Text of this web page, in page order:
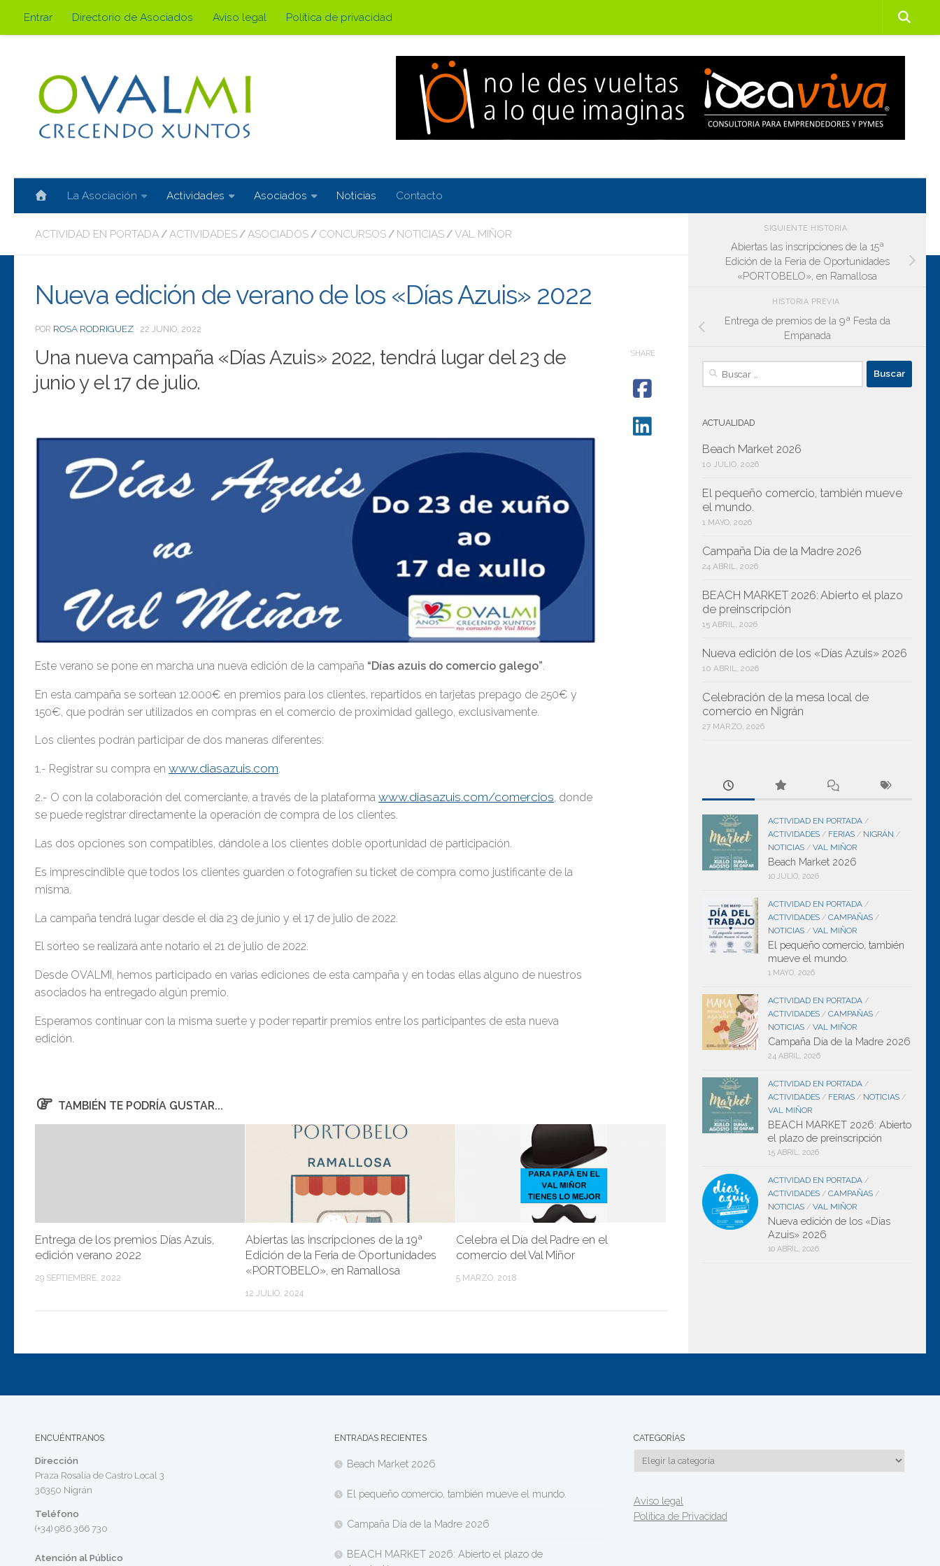
Saltar al contenido
Entrar Directorio de Asociados Aviso legal Política de privacidad
La Asociación Actividades Asociados Noticias Contacto
ACTIVIDAD EN PORTADA /ACTIVIDADES /ASOCIADOS / CONCURSOS / NOTICIAS /VAL MIÑOR
Nueva edición de verano de los «Días Azuis» 2022
POR ROSA RODRIGUEZ · 22 JUNIO, 2022
Una nueva campaña «Días Azuis» 2022, tendrá lugar del 23 de
junio y el 17 de julio.
Este verano se pone en marcha una nueva edición de la campaña “Días azuis do comercio galego”
En esta campaña se sortean 12.000€ en premios para los clientes, repartidos en tarjetas prepago de 250€ y
150€, que podrán ser utilizados en compras en el comercio de proximidad gallego, exclusivamente.
Los clientes podrán participar de dos maneras diferentes:
1.- Registrar su compra en www.diasazuis.com.
2.- O con la colaboración del comerciante, a través de la plataforma www.diasazuis.com/comercios, donde
se puede registrar directamente la operación de compra de los clientes.
Las dos opciones son compatibles, dándole a los clientes doble oportunidad de participación.
Es imprescindible que todos los clientes guarden o fotografíen su ticket de compra como justificante de la
misma.
La campaña tendrá lugar desde el día 23 de junio y el 17 de julio de 2022.
El sorteo se realizará ante notario el 21 de julio de 2022.
Desde OVALMI, hemos participado en varias ediciones de esta campaña y en todas ellas alguno de nuestros
asociados ha entregado algún premio.
Esperamos continuar con la misma suerte y poder repartir premios entre los participantes de esta nueva
edición.
SHARE
TAMBIÉN TE PODRÍA GUSTAR...
Entrega de los premios Días Azuis,
edición verano 2022
29 SEPTIEMBRE, 2022
Abiertas las inscripciones de la 19ª
Edición de la Feria de Oportunidades
«PORTOBELO», en Ramallosa
12 JULIO, 2024
Celebra el Día del Padre en el
comercio del Val Miñor
5 MARZO, 2018
SIGUIENTE HISTORIA
Abiertas las inscripciones de la 15ª
Edición de la Feria de Oportunidades
«PORTOBELO», en Ramallosa
HISTORIA PREVIA
Entrega de premios de la 9ª Festa da
Empanada
Buscar:
ACTUALIDAD
Beach Market 2026
10 JULIO, 2026
El pequeño comercio, también mueve
el mundo.
1 MAYO, 2026
Campaña Día de la Madre 2026
24 ABRIL, 2026
BEACH MARKET 2026: Abierto el plazo
de preinscripción
15 ABRIL, 2026
Nueva edición de los «Días Azuis» 2026
10 ABRIL, 2026
Celebración de la mesa local de
comercio en Nigrán
27 MARZO, 2026
ACTIVIDAD EN PORTADA /
ACTIVIDADES / FERIAS / NIGRÁN /
NOTICIAS / VAL MIÑOR
Beach Market 2026
10 JULIO, 2026
ACTIVIDAD EN PORTADA /
ACTIVIDADES / CAMPAÑAS /
NOTICIAS / VAL MIÑOR
El pequeño comercio, también
mueve el mundo.
1 MAYO, 2026
ACTIVIDAD EN PORTADA /
ACTIVIDADES / CAMPAÑAS /
NOTICIAS / VAL MIÑOR
Campaña Día de la Madre 2026
24 ABRIL, 2026
ACTIVIDAD EN PORTADA /
ACTIVIDADES / FERIAS / NOTICIAS /
VAL MIÑOR
BEACH MARKET 2026: Abierto
el plazo de preinscripción
15 ABRIL, 2026
ACTIVIDAD EN PORTADA /
ACTIVIDADES / CAMPAÑAS /
NOTICIAS / VAL MIÑOR
Nueva edición de los «Días
Azuis» 2026
10 ABRIL, 2026
ENCUÉNTRANOS
Dirección
Praza Rosalía de Castro Local 3
36350 Nigrán
Teléfono
(+34) 986 366 730
Atención al Público
ENTRADAS RECIENTES
Beach Market 2026
El pequeño comercio, también mueve el mundo.
Campaña Día de la Madre 2026
BEACH MARKET 2026: Abierto el plazo de
CATEGORÍAS
Categorías
Aviso legal
Política de Privacidad